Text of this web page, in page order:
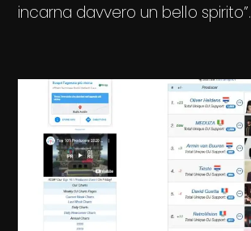
incarna davvero un bello spirito”.